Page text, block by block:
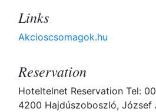
Links
Akcioscsomagok.hu
Reservation
Hoteltelnet Reservation Tel:
4200 Hajdúszoboszló, József